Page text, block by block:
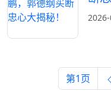
第1页